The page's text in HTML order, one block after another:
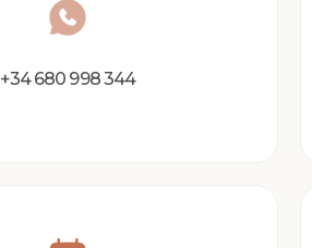
+34 680 998 344